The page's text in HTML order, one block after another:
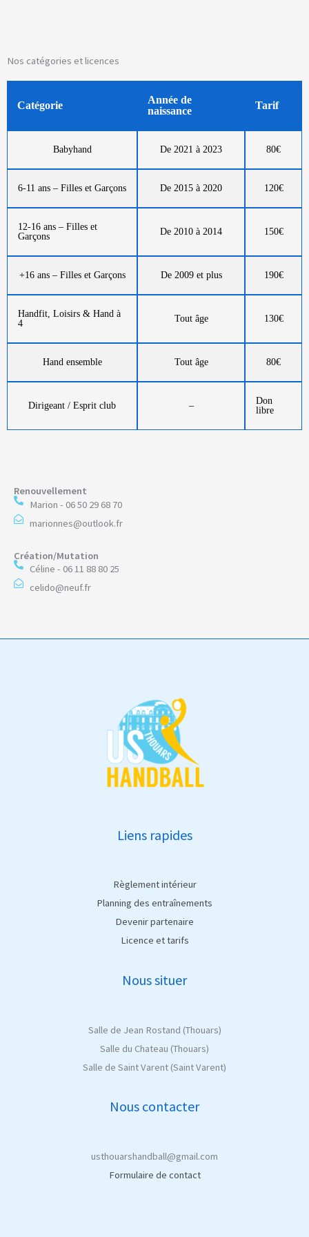
Nos catégories et licences
Catégorie
Année de
naissance
Tarif
Babyhand De 2021 à 2023 80€
6-11 ans – Filles et Garçons De 2015 à 2020 120€
12-16 ans – Filles et
Garçons
De 2010 à 2014 150€
+16 ans – Filles et Garçons De 2009 et plus 190€
Handfit, Loisirs & Hand à
4
Tout âge 130€
Hand ensemble Tout âge 80€
Dirigeant / Esprit club –
Don
libre
Renouvellement
Marion - 06 50 29 68 70
marionnes@outlook.fr
Création/Mutation
Céline - 06 11 88 80 25
celido@neuf.fr
Liens rapides
Règlement intérieur
Planning des entraînements
Devenir partenaire
Licence et tarifs
Nous situer
Salle de Jean Rostand (Thouars)
Salle du Chateau (Thouars)
Salle de Saint Varent (Saint Varent)
Nous contacter
usthouarshandball@gmail.com
Formulaire de contact